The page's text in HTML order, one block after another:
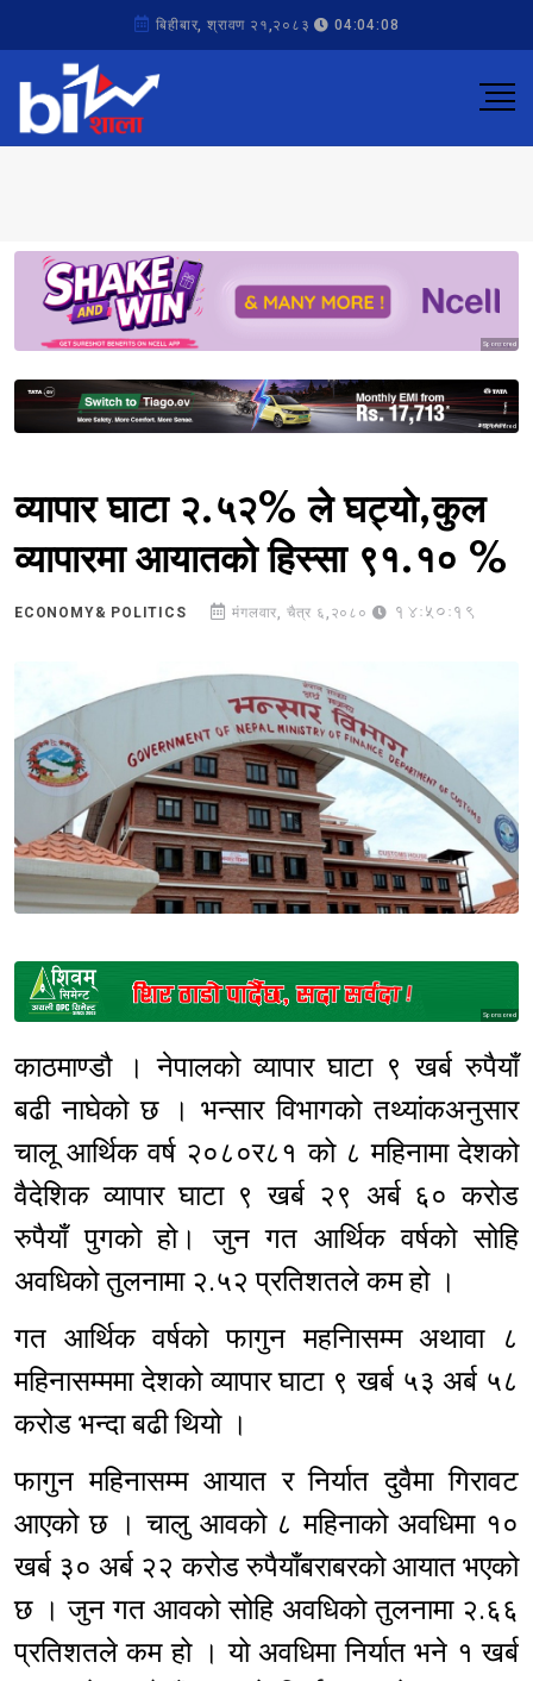
बिहीबार, श्रावण २१,२०८३ 04:04:08
Sponsored
Sponsored
व्यापार घाटा २.५२% ले घट्यो,कुल
व्यापारमा आयातको हिस्सा ९१.१० %
ECONOMY& POLITICS मंगलवार, चैत्र ६,२०८० 14:50:19
Sponsored
काठमाण्डौ । नेपालको व्यापार घाटा ९ खर्ब रुपैयाँ
बढी नाघेको छ । भन्सार विभागको तथ्यांकअनुसार
चालू आर्थिक वर्ष २०८०र८१ को ८ महिनामा देशको
वैदेशिक व्यापार घाटा ९ खर्ब २९ अर्ब ६० करोड
रुपैयाँ पुगको हो। जुन गत आर्थिक वर्षको सोहि
अवधिको तुलनामा २.५२ प्रतिशतले कम हो ।
गत आर्थिक वर्षको फागुन महनिासम्म अथावा ८
महिनासम्ममा देशको व्यापार घाटा ९ खर्ब ५३ अर्ब ५८
करोड भन्दा बढी थियो ।
फागुन महिनासम्म आयात र निर्यात दुवैमा गिरावट
आएको छ । चालु आवको ८ महिनाको अवधिमा १०
खर्ब ३० अर्ब २२ करोड रुपैयाँबराबरको आयात भएको
छ । जुन गत आवको सोहि अवधिको तुलनामा २.६६
प्रतिशतले कम हो । यो अवधिमा निर्यात भने १ खर्ब